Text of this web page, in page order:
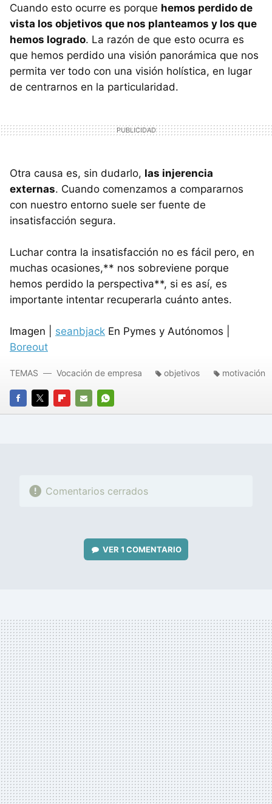
Cuando esto ocurre es porque hemos perdido de
vista los objetivos que nos planteamos y los que
hemos logrado. La razón de que esto ocurra es
que hemos perdido una visión panorámica que nos
permita ver todo con una visión holística, en lugar
de centrarnos en la particularidad.
Otra causa es, sin dudarlo, las injerencia
externas. Cuando comenzamos a compararnos
con nuestro entorno suele ser fuente de
insatisfacción segura.
Luchar contra la insatisfacción no es fácil pero, en
muchas ocasiones,** nos sobreviene porque
hemos perdido la perspectiva**, si es así, es
importante intentar recuperarla cuánto antes.
Imagen | seanbjack En Pymes y Autónomos |
Boreout
FACEBOOK
TWITTERFLIPBOARD
E-
WHATSAPP
TEMAS Vocación de empresa objetivos motivación
Comentarios cerrados
VER 1 COMENTARIO